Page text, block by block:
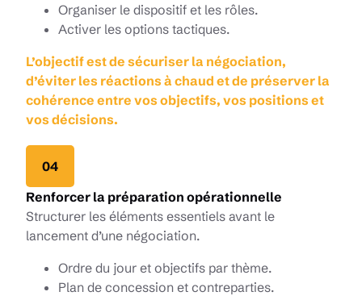
Organiser le dispositif et les rôles.
Activer les options tactiques.
L’objectif est de sécuriser la négociation,
d’éviter les réactions à chaud et de préserver la
cohérence entre vos objectifs, vos positions et
vos décisions.
04
Renforcer la préparation opérationnelle
Structurer les éléments essentiels avant le
lancement d’une négociation.
Ordre du jour et objectifs par thème.
Plan de concession et contreparties.